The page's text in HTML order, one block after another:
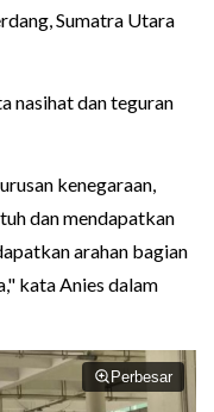
Sumatra Utara
nasihat dan teguran
kenegaraan,
dan mendapatkan
arahan bagian
kata Anies dalam
Perbesar